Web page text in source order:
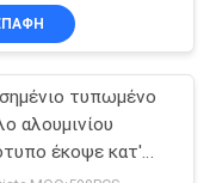
91
τυπωμένο
αλουμινίου
έκοψε κατ'